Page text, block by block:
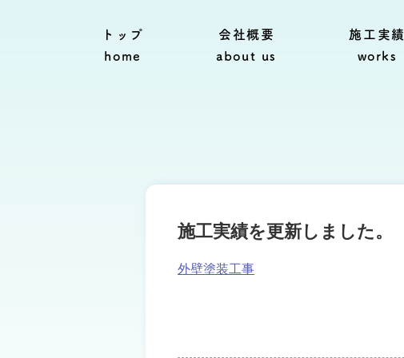
トップ
home
会社概要
about us
施工実績
works
施工実績を更新しました。
外壁塗装工事